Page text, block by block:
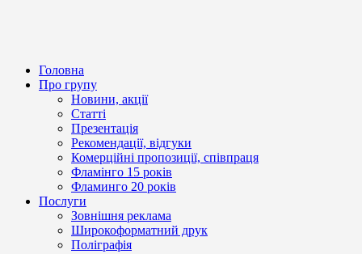
Головна
Про групу
Новини, акції
Статті
Презентація
Рекомендації, відгуки
Комерційні пропозиції, співпраця
Фламінго 15 років
Фламинго 20 років
Послуги
Зовнішня реклама
Широкоформатний друк
Поліграфія